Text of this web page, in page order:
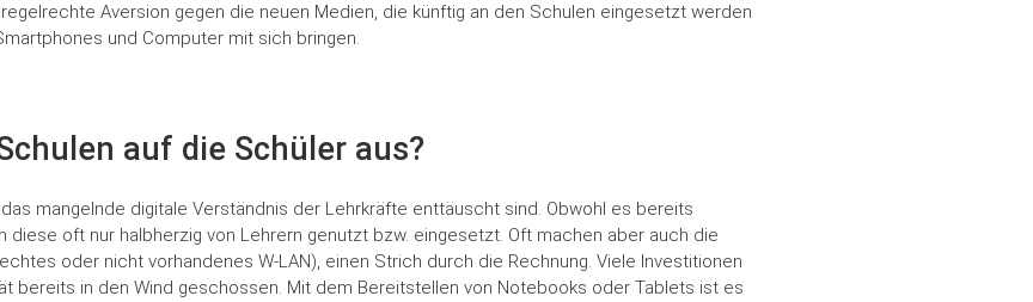
Aversion gegen die neuen Medien, die künftig an den Schulen eingesetzt werden
und Computer mit sich bringen.
auf die Schüler aus?
mangelnde digitale Verständnis der Lehrkräfte enttäuscht sind. Obwohl es bereits
oft nur halbherzig von Lehrern genutzt bzw. eingesetzt. Oft machen aber auch die
oder nicht vorhandenes W-LAN), einen Strich durch die Rechnung. Viele Investitionen
bereits in den Wind geschossen. Mit dem Bereitstellen von Notebooks oder Tablets ist es